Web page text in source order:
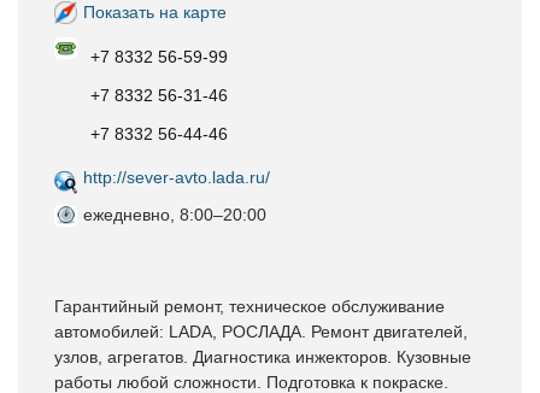
Показать на карте
+7 8332 56‑59-99
+7 8332 56‑31-46
+7 8332 56‑44-46
http://sever-avto.lada.ru/
ежедневно, 8:00–20:00
Гарантийный ремонт, техническое обслуживание
автомобилей: LADA, РОСЛАДА. Ремонт двигателей,
узлов, агрегатов. Диагностика инжекторов. Кузовные
работы любой сложности. Подготовка к покраске.